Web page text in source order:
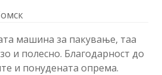
машина за пакување, таа
и полесно. Благодарност до
и понудената опрема.